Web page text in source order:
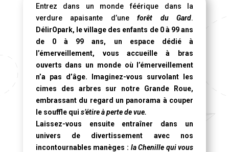
Entrez dans un monde féérique dans la
verdure apaisante d’uneforêt du Gard.
DélirOpark, le village des enfants de 0 à 99 ans
de 0 à 99 ans, un espace dédié à
l’émerveillement, vous accueille à bras
ouverts dans un monde où l’émerveillement
n’a pas d’âge. Imaginez-vous survolant les
cimes des arbres sur notre Grande Roue,
embrassant du regard un panorama à couper
le souffle qui s’étire à perte de vue.
Laissez-vous ensuite entraîner dans un
univers de divertissement avec nos
incontournables manèges : la Chenille qui vous